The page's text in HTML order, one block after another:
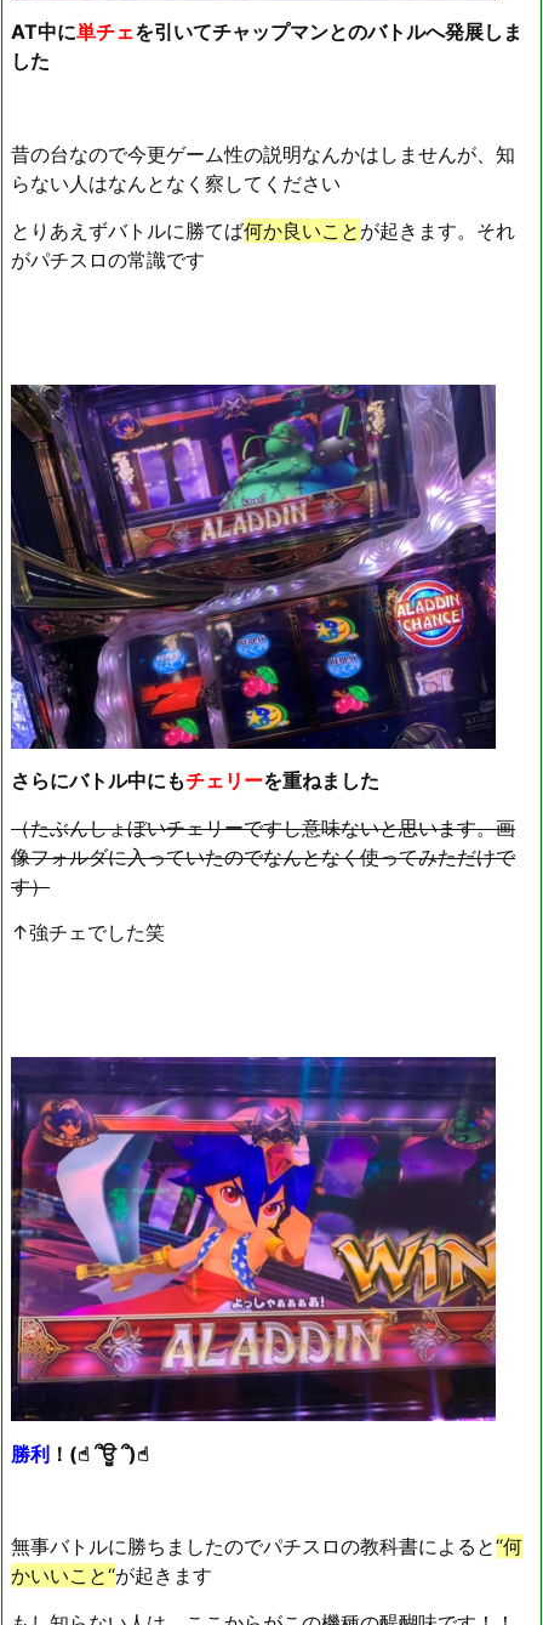
AT中に単チェを引いてチャップマンとのバトルへ発展しま
した
昔の台なので今更ゲーム性の説明なんかはしませんが、知
らない人はなんとなく察してください
とりあえずバトルに勝てば何か良いこと が起きます。それ
がパチスロの常識です
さらにバトル中にもチェリーを重ねました
（たぶんしょぼいチェリーですし意味ないと思います。画
像フォルダに入っていたのでなんとなく使ってみただけで
す）
↑強チェでした笑
勝利 ！(☝︎ ՞ਊ ՞)☝︎
無事バトルに勝ちましたのでパチスロの教科書によると“何
かいいこと“が起きます